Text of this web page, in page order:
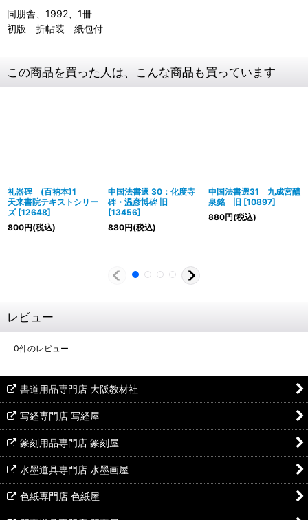
同朋舎、1992、1冊
初版 折帖装 紙包付
この商品を買った人は、こんな商品も買っています
礼器碑 (百衲本)1
天来書院テキストシリー
ズ [12648]
800円(税込)
中国法書選 30：化度寺
碑・温彦博碑 旧
[13456]
880円(税込)
中国法書選31 九成宮醴
泉銘 旧 [10897]
880円(税込)
レビュー
0件のレビュー
書道用品専門店 大阪教材社
写経専門店 写経屋
篆刻用品専門店 篆刻屋
水墨道具専門店 水墨画屋
色紙専門店 色紙屋